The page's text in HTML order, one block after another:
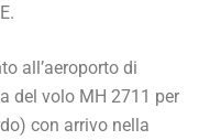
all’aeroporto di
del volo MH 2711 per
con arrivo nella